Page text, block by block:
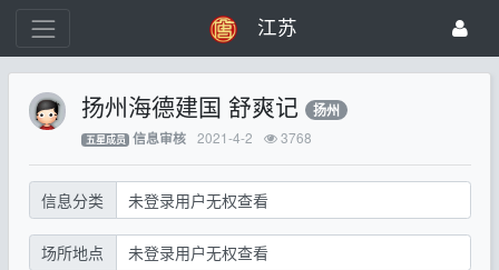
江苏
扬州海德建国 舒爽记 扬州
五星成员 信息审核 2021-4-2 3768
信息分类 未登录用户无权查看
场所地点 未登录用户无权查看